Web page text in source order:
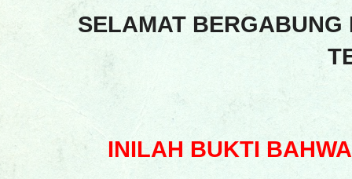
SELAMAT
INILAH BUKTI